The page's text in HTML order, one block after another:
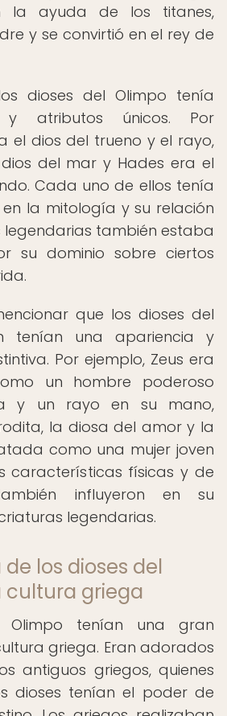
la ayuda de los titanes,
y se convirtió en el rey de
dioses del Olimpo tenía
y atributos únicos. Por
el dios del trueno y el rayo,
del mar y Hades era el
Cada uno de ellos tenía
la mitología y su relación
también estaba
su dominio sobre ciertos
que los dioses del
tenían una apariencia y
Por ejemplo, Zeus era
un hombre poderoso
y un rayo en su mano,
la diosa del amor y la
como una mujer joven
características físicas y de
influyeron en su
legendarias.
los dioses del
cultura griega
Olimpo tenían una gran
griega. Eran adorados
antiguos griegos, quienes
dioses tenían el poder de